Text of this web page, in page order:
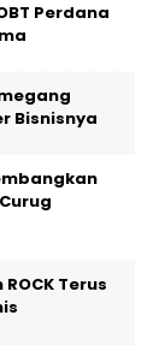
Perdana
Bisnisnya
Terus